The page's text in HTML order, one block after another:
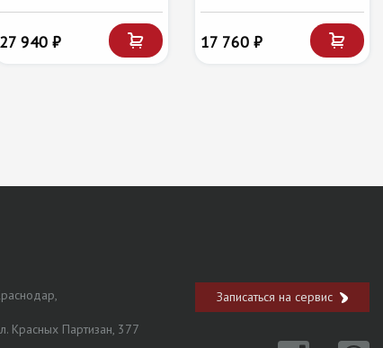
27 940 ₽ 17 760 ₽
Красных Партизан, 377
Записаться на сервис